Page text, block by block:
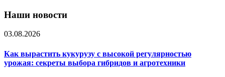
Наши новости
03.08.2026
Как вырастить кукурузу с высокой регулярностью
урожая: секреты выбора гибридов и агротехники